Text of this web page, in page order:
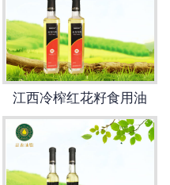
江西冷榨红花籽食用油